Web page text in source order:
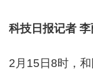
科技日报记者
2月15日8时，